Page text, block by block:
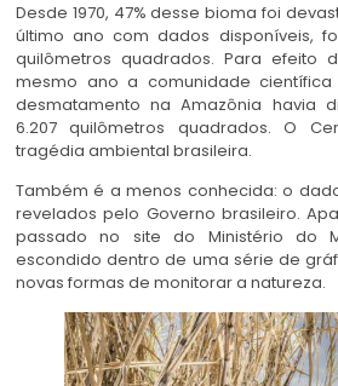
Desde 1970, 47% desse bioma foi
último ano com dados disponíveis,
quilômetros quadrados. Para efeito
mesmo ano a comunidade
desmatamento na Amazônia havia
6.207 quilômetros quadrados. O
tragédia ambiental brasileira.
Também é a menos conhecida: o
revelados pelo Governo brasileiro.
passado no site do Ministério do
escondido dentro de uma série de
novas formas de monitorar a natureza.